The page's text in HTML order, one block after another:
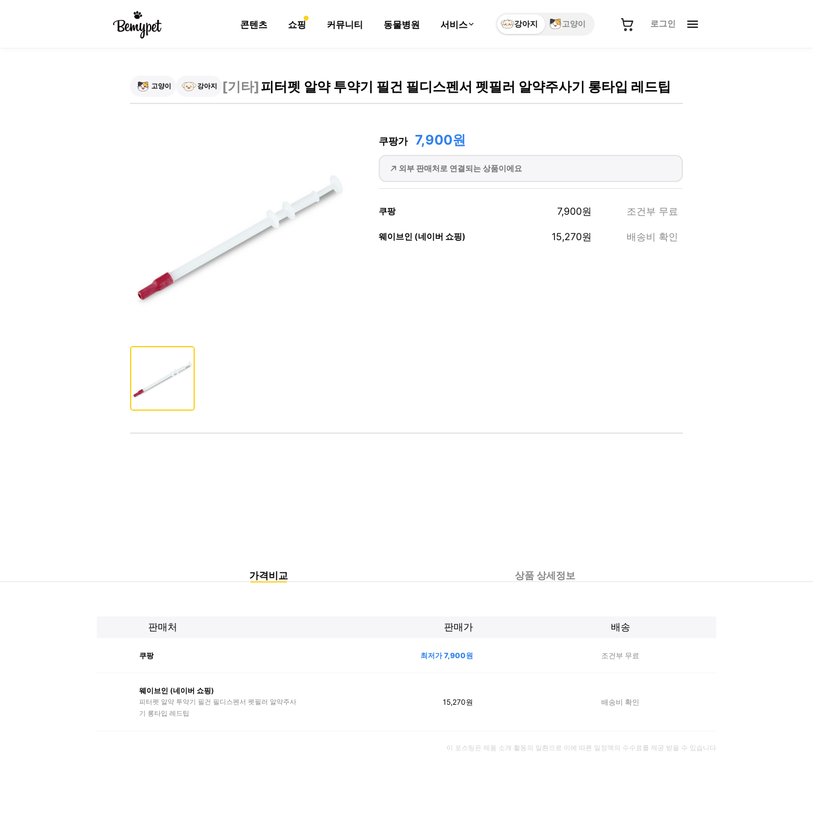
콘텐츠 쇼핑 커뮤니티 동물병원 서비스 강아지 고양이 로그인
고양이 강아지 [기타]피터펫 알약 투약기 필건 필디스펜서 펫필러 알약주사기 롱타입 레드팁
쿠팡가 7,900원
외부 판매처로 연결되는 상품이에요
쿠팡 7,900원 조건부 무료
웨이브인 (네이버 쇼핑) 15,270원 배송비 확인
가격비교 상품 상세정보
판매처 판매가 배송
쿠팡 최저가7,900원 조건부 무료
웨이브인 (네이버 쇼핑)
피터펫 알약 투약기 필건 필디스펜서 펫필러 알약주사
기 롱타입 레드팁
15,270원 배송비 확인
이 포스팅은 제품 소개 활동의 일환으로 이에 따른 일정액의 수수료를 제공 받을 수 있습니다